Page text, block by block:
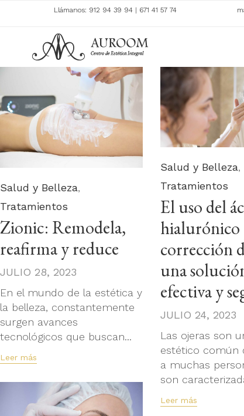
Llámanos: 912 94 39 94 | 671 41 57 74
Category
Salud y Belleza,
Tratamientos
Zionic: Remodela,
reafirma y reduce
JULIO 28, 2023
En el mundo de la estética y
la belleza, constantemente
surgen avances
tecnológicos que buscan...
Leer más
Category
Salud y Belleza,
Tratamientos
El uso del
hialurónico
corrección
una
efectiva y
JULIO 24, 2023
Las ojeras son
estético común
a muchas
son
Leer más